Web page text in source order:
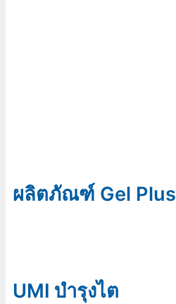
ผลิตภัณฑ์ Gel Plus
UMI บำรุงไต